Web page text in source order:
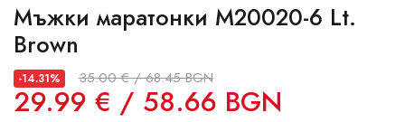
Мъжки маратонки M20020-6 Lt.
Brown
-14.31% 35.00 € / 68.45 BGN
29.99 € / 58.66 BGN